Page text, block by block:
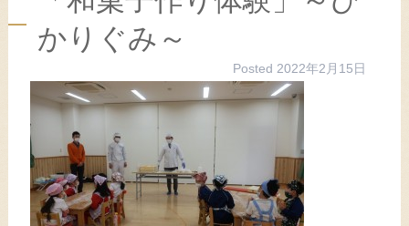
かりぐみ～
Posted 2022年2月15日